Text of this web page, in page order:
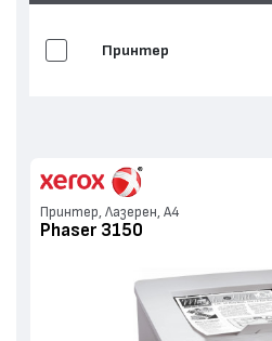
Принтер
Принтер, Лазерен, А4
Phaser 3150